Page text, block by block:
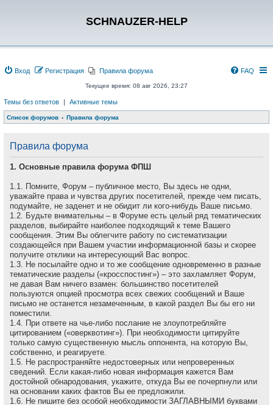
SCHNAUZER-HELP
Вход Регистрация Правила форума FAQ
Текущее время: 08 авг 2026, 23:27
Темы без ответов | Активные темы
Список форумов Правила форума
Правила форума
1. Основные правила форума ФПШ
1.1. Помните, Форум – публичное место, Вы здесь не одни,
уважайте права и чувства других посетителей, прежде чем писать,
подумайте, не заденет и не обидит ли кого-нибудь Ваше письмо.
1.2. Будьте внимательны – в Форуме есть целый ряд тематических
разделов, выбирайте наиболее подходящий к теме Вашего
сообщения. Этим Вы облегчите работу по систематизации
создающейся при Вашем участии информационной базы и скорее
получите отклики на интересующий Вас вопрос.
1.3. Не посылайте одно и то же сообщение одновременно в разные
тематические разделы («кросспостинг») – это захламляет Форум,
не давая Вам ничего взамен: большинство посетителей
пользуются опцией просмотра всех свежих сообщений и Ваше
письмо не останется незамеченным, в какой раздел Вы бы его ни
поместили.
1.4. При ответе на чье-либо послание не злоупотребляйте
цитированием («оверквотинг»). При необходимости цитируйте
только самую существенную мысль оппонента, на которую Вы,
собственно, и реагируете.
1.5. Не распространяйте недостоверных или непроверенных
сведений. Если какая-либо новая информация кажется Вам
достойной обнародования, укажите, откуда Вы ее почерпнули или
на основании каких фактов Вы ее предложили.
1.6. Не пишите без особой необходимости ЗАГЛАВНЫМИ буквами